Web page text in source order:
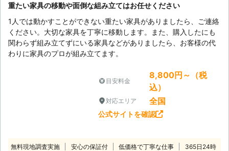
重たい家具の移動や面倒な組み立てはお任せください
1人では動かすことができない重たい家具がありましたら、ご連絡
ください。大切な家具を丁寧に移動します。また、購入したにも
関わらず組み立てずにいる家具などがありましたら、お客様の代
わりに家具のプロが組み立てます。
目安料金
8,800円～（税
込）
対応エリア 全国
公式サイトを確認
無料現地調査実施 安心の保証付 低価格で丁寧な仕事
365日24時